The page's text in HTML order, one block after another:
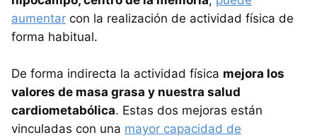
aumentar con la realización de actividad física de
forma habitual.
De forma indirecta la actividad física mejora los
valores de masa grasa y nuestra salud
cardiometabólica. Estas dos mejoras están
vinculadas con una mayor capacidad de